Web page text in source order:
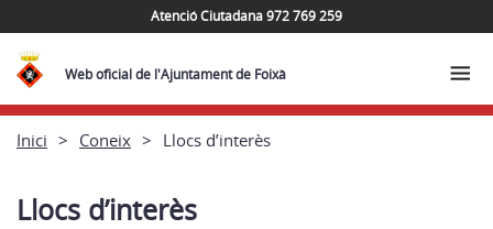
Atenció Ciutadana 972 769 259
Web oficial de l'Ajuntament de Foixà
Inici Coneix Llocs d’interès
Llocs d’interès